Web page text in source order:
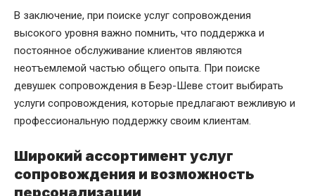
В заключение, при поиске услуг сопровождения
высокого уровня важно помнить, что поддержка и
постоянное обслуживание клиентов являются
неотъемлемой частью общего опыта. При поиске
девушек сопровождения в Беэр-Шеве стоит выбирать
услуги сопровождения, которые предлагают вежливую и
профессиональную поддержку своим клиентам.
Широкий ассортимент услуг
сопровождения и возможность